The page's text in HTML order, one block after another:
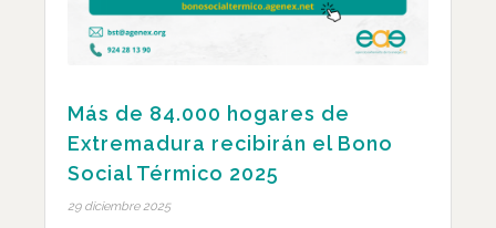
Más de 84.000 hogares de
Extremadura recibirán el Bono
Social Térmico 2025
29 diciembre 2025